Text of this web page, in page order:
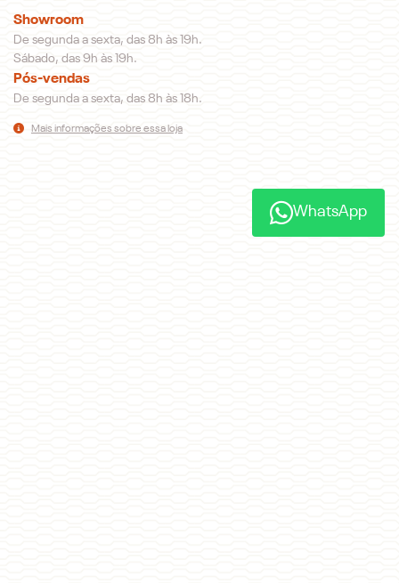
Showroom
De segunda a sexta, das 8h às 19h.
Sábado, das 9h às 19h.
Pós-vendas
De segunda a sexta, das 8h às 18h.
Mais informações sobre essa loja
WhatsApp